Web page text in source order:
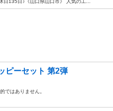
ーセット 第2弾
ではありません。